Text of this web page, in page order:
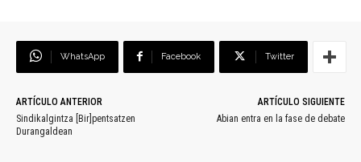
WhatsApp Facebook Twitter
ARTÍCULO ANTERIOR
Sindikalgintza [Bir]pentsatzen
Durangaldean
ARTÍCULO SIGUIENTE
Abian entra en la fase de debate